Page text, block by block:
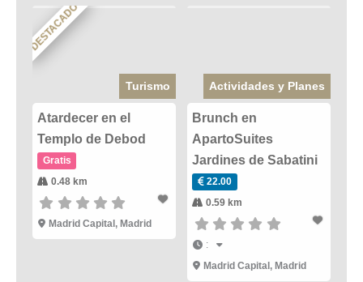
DESTACADO
Turismo
Atardecer en el
Templo de Debod
Gratis
0.48 km
Madrid Capital , Madrid
Actividades y Planes
Brunch en
ApartoSuites
Jardines de Sabatini
22.00
0.59 km
:
Madrid Capital , Madrid